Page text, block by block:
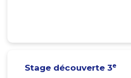
Stage découverte 3e